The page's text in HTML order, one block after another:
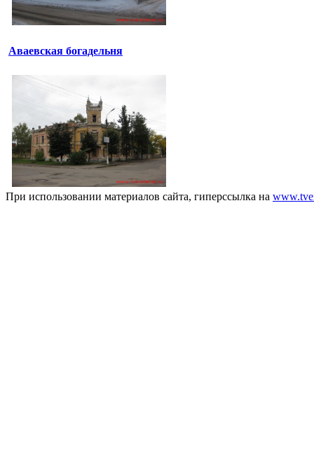
Аваевская богадельня
При использовании материалов сайта, гиперссылка на